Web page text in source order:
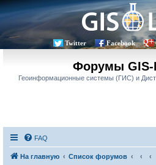
Twitter Facebook
Форумы GIS-
Геоинформационные системы (ГИС) и
FAQ
На главную Список форумов